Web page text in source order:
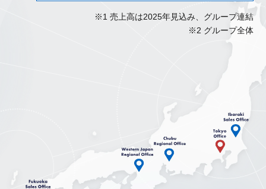
※1 売上高は2025年見込み、グループ連結
※2 グループ全体